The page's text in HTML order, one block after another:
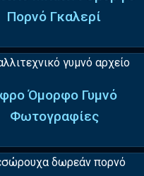
Πορνό Γκαλερί
Όμορφο Γυμνό
Φωτογραφίες